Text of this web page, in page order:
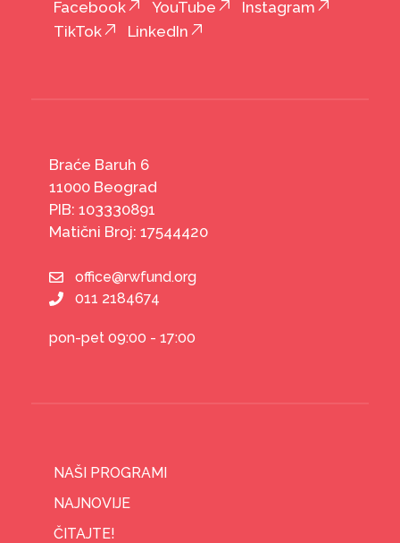
Facebook YouTube
Instagram
TikTok
LinkedIn
Braće Baruh 6
11000 Beograd
PIB: 103330891
Matični Broj: 17544420
office@rwfund.org
011 2184674
pon-pet 09:00 - 17:00
NAŠI PROGRAMI
NAJNOVIJE
ČITAJTE!